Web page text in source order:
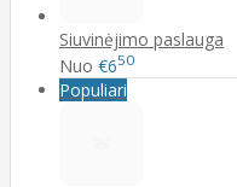
Siuvinėjimo paslauga
Nuo €650
Populiari